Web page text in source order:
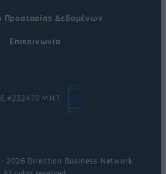
Προστασίας Δεδομένων
Επικοινωνία
#232470 Μ.Η.Τ.
2026 Direction Business Network